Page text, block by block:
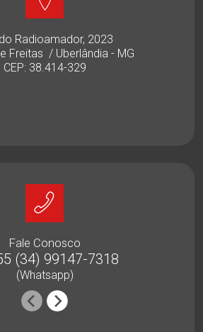
Radioamador, 2023
Freitas / Uberlândia - MG
CEP: 38.414-329
Fale Conosco
(34) 99147-7318
(Whatsapp)